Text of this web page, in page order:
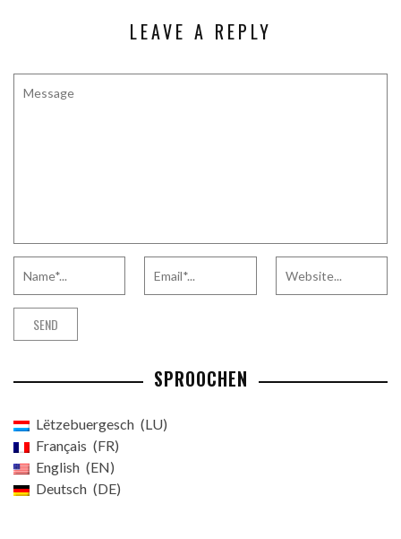
LEAVE A REPLY
SPROOCHEN
Lëtzebuergesch
LU
Français
FR
English
EN
Deutsch
DE